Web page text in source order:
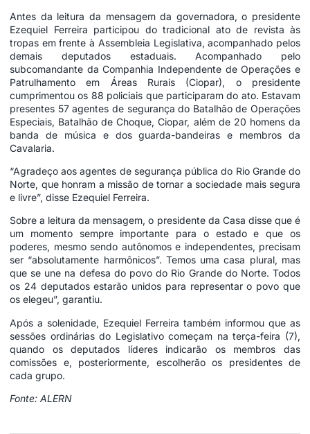
Antes da leitura da mensagem da governadora, o presidente
Ezequiel Ferreira participou do tradicional ato de revista às
tropas em frente à Assembleia Legislativa, acompanhado pelos
demais deputados estaduais. Acompanhado pelo
subcomandante da Companhia Independente de Operações e
Patrulhamento em Áreas Rurais (Ciopar), o presidente
cumprimentou os 88 policiais que participaram do ato. Estavam
presentes 57 agentes de segurança do Batalhão de Operações
Especiais, Batalhão de Choque, Ciopar, além de 20 homens da
banda de música e dos guarda-bandeiras e membros da
Cavalaria.
“Agradeço aos agentes de segurança pública do Rio Grande do
Norte, que honram a missão de tornar a sociedade mais segura
e livre”, disse Ezequiel Ferreira.
Sobre a leitura da mensagem, o presidente da Casa disse que é
um momento sempre importante para o estado e que os
poderes, mesmo sendo autônomos e independentes, precisam
ser “absolutamente harmônicos”. Temos uma casa plural, mas
que se une na defesa do povo do Rio Grande do Norte. Todos
os 24 deputados estarão unidos para representar o povo que
os elegeu”, garantiu.
Após a solenidade, Ezequiel Ferreira também informou que as
sessões ordinárias do Legislativo começam na terça-feira (7),
quando os deputados líderes indicarão os membros das
comissões e, posteriormente, escolherão os presidentes de
cada grupo.
Fonte: ALERN